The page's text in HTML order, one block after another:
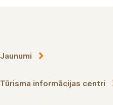
Jaunumi
Tūrisma informācijas centri